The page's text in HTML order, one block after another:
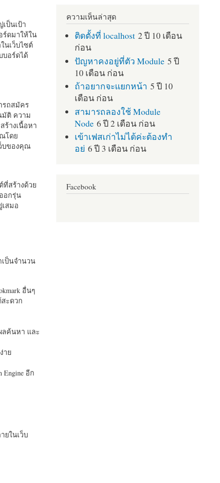
ป็นเป้า
ร์ดมาให้ใน
นเว็บไซต์
บอร์ดได้
รถสมัคร
มัติ ความ
ร้างเนื้อหา
ณโดย
บของคุณ
ที่สร้างด้วย
อกรุ่น
สมอ
ป็นจำนวน
อื่นๆ
สะดวก
ลค้นหา และ
าย
อีก
ยในเว็บ
ความเห็นล่าสุด
ติดตั้งที่ localhost 2 ปี 10 เดือน
ก่อน
ปัญหาคงอยู่ที่ตัว Module 5 ปี
10 เดือน ก่อน
ถ้าอยากจะแยกหน้า 5 ปี 10
เดือน ก่อน
สามารถลองใช้ Module
Node 6 ปี 2 เดือน ก่อน
เข้าเฟสเก่าไม่ได้ค่ะต้องทำ
อย่ 6 ปี 3 เดือน ก่อน
Facebook